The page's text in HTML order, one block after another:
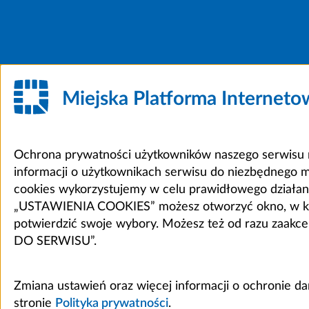
Miejska Platforma
Ochrona prywatności użytkowników naszego
informacji o użytkownikach serwisu do niezbędnego
cookies wykorzystujemy w celu prawidłowego
„USTAWIENIA COOKIES” możesz otworzyć okno,
potwierdzić swoje wybory. Możesz też od razu
DO SERWISU”.
Zmiana ustawień oraz więcej informacji o ochronie
stronie Polityka prywatności.